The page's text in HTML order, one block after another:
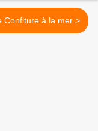
Mamie Confiture à la mer >